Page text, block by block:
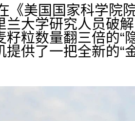
《美国国家科学院
大学研究人员破
粒数量翻三倍的“
供了一把全新的“